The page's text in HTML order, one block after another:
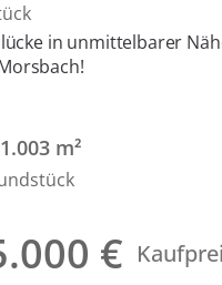
in unmittelbarer
m²
€